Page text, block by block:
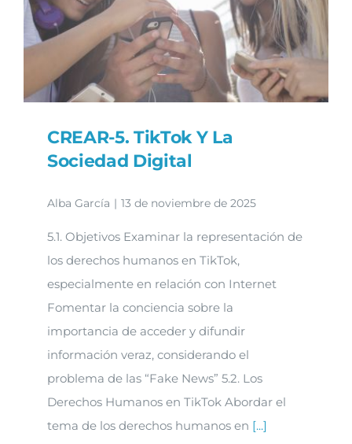
CREAR-5. TikTok Y La
Sociedad Digital
Alba García | 13 de noviembre de 2025
5.1. Objetivos Examinar la representación de
los derechos humanos en TikTok,
especialmente en relación con Internet
Fomentar la conciencia sobre la
importancia de acceder y difundir
información veraz, considerando el
problema de las “Fake News” 5.2. Los
Derechos Humanos en TikTok Abordar el
tema de los derechos humanos en [...]